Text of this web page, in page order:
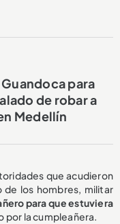
Guandoca para
de robar a
Medellín
que acudieron
de los hombres, militar
para que estuviera
por la cumpleañera.